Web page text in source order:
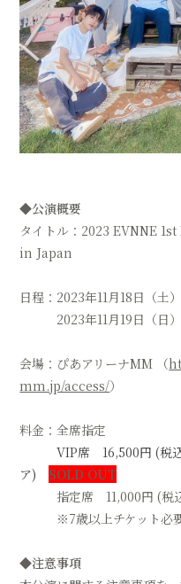
◆公演概要
タイトル：2023 EVNNE
in Japan
日程：2023年11月18日（
2023年11月19日（日）
会場：ぴあアリーナMM （
mm.jp/access/）
料金：全席指定
VIP席 16,500円 (税
ア)
SOLD OUT
指定席 11,000円 (税
※7歳以上チケット必要
◆注意事項